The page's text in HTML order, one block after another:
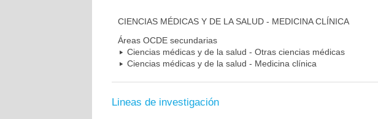
CIENCIAS MÉDICAS Y DE LA SALUD - MEDICINA CLÍNICA
Áreas OCDE secundarias
Ciencias médicas y de la salud - Otras ciencias médicas
Ciencias médicas y de la salud - Medicina clínica
Lineas de investigación